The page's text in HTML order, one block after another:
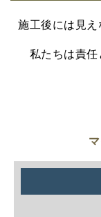
施工後には見
私たちは責任